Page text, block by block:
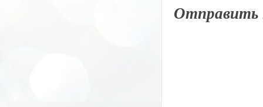
Отправить